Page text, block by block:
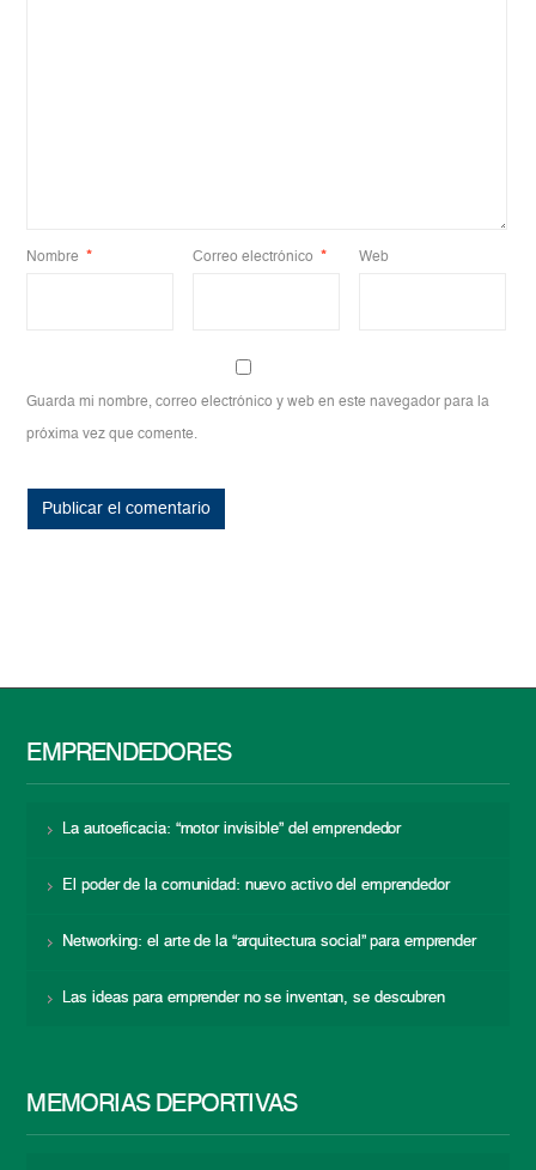
Nombre * Correo electrónico * Web
Guarda mi nombre, correo electrónico y web en este navegador para la
próxima vez que comente.
EMPRENDEDORES
La autoeficacia: “motor invisible” del emprendedor
El poder de la comunidad: nuevo activo del emprendedor
Networking: el arte de la “arquitectura social” para emprender
Las ideas para emprender no se inventan, se descubren
MEMORIAS DEPORTIVAS